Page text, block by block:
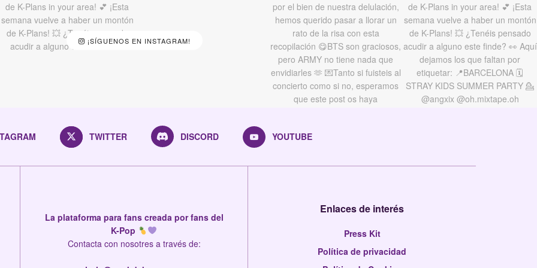
¡SÍGUENOS EN INSTAGRAM!
TWITTER DISCORD YOUTUBE
La plataforma para fans creada por fans del
K-Pop
Contacta con nosotres a través de:
Enlaces de interés
Press Kit
Política de privacidad